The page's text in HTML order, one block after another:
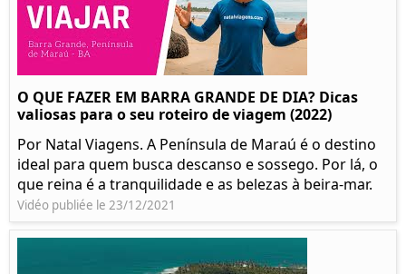
O QUE FAZER EM BARRA GRANDE DE DIA? Dicas
valiosas para o seu roteiro de viagem (2022)
Por Natal Viagens. A Península de Maraú é o destino
ideal para quem busca descanso e sossego. Por lá, o
que reina é a tranquilidade e as belezas à beira-mar.
Vidéo publiée le 23/12/2021